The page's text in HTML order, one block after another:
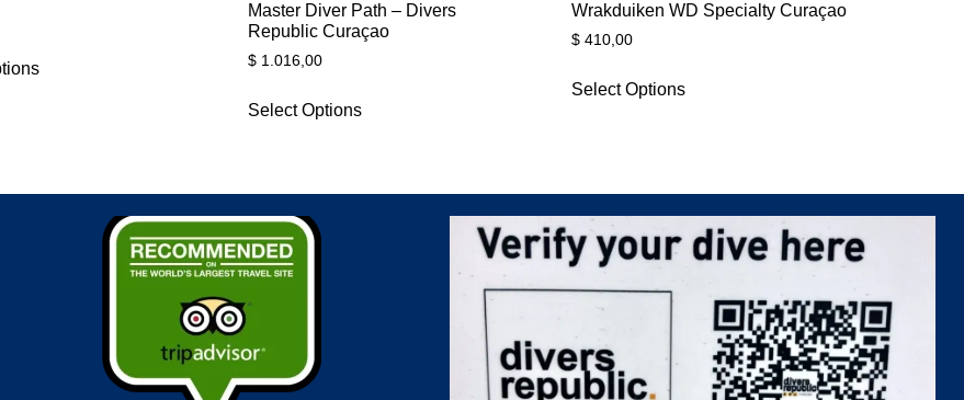
Master Diver Path – Divers
Republic Curaçao
$ 1.016,00
Select Options
Wrakduiken WD Specialty Curaçao
$ 410,00
Select Options